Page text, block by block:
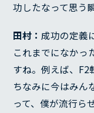
功したなって思う
田村：成功の定義
これまでになかっ
すね。例えば、
ちなみに今はみん
って、僕が流行ら